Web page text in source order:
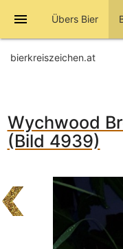
menu Übers Bier
bierkreiszeichen.at
Wychwood
(Bild 4939)